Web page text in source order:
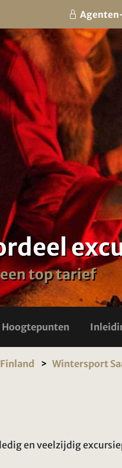
top tarief
Hoogtepunten
Wintersport
en veelzijdig